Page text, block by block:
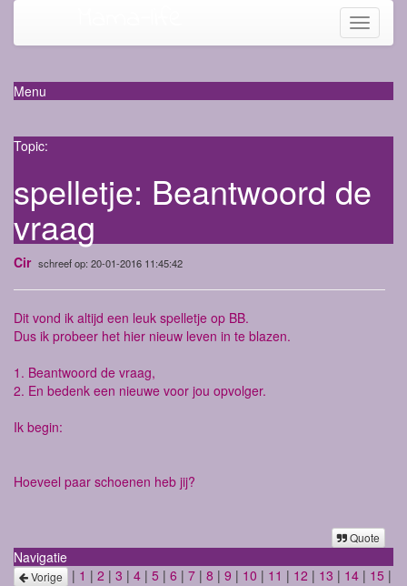
Toggle
Menu
Topic:
spelletje: Beantwoord de
vraag
Cir schreef op: 20-01-2016 11:45:42
Dit vond ik altijd een leuk spelletje op BB.
Dus ik probeer het hier nieuw leven in te blazen.
1. Beantwoord de vraag,
2. En bedenk een nieuwe voor jou opvolger.
Ik begin:
Hoeveel paar schoenen heb jij?
Quote
Navigatie
Vorige | 1 | 2 | 3 | 4 | 5 | 6 | 7 | 8 | 9 | 10 | 11 | 12 | 13 | 14 | 15 |